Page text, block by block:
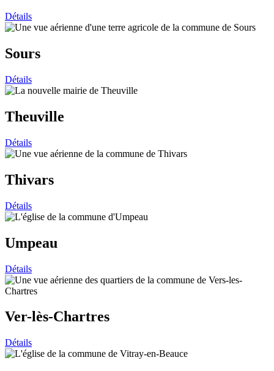
Détails
Sours
Détails
Theuville
Détails
Thivars
Détails
Umpeau
Détails
Ver-lès-Chartres
Détails